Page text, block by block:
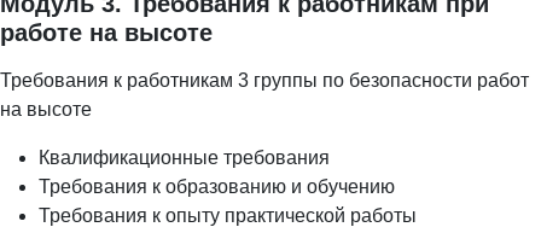
работе на высоте
Требования к работникам 3 группы по безопасности работ
на высоте
Квалификационные требования
Требования к образованию и обучению
Требования к опыту практической работы